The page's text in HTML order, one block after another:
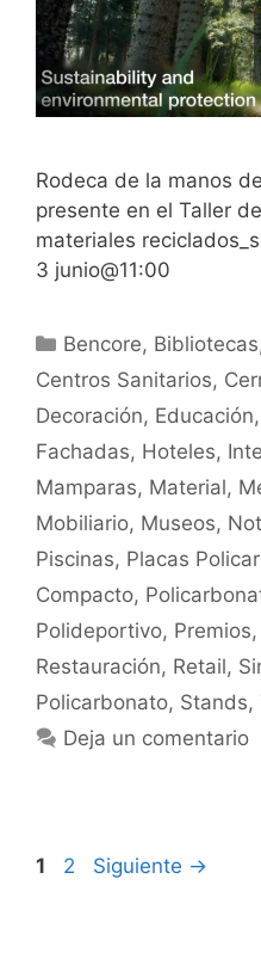
Rodeca de la manos
presente en el Taller
materiales
3 junio@11:00
Bencore, Bibliotecas
Centros Sanitarios,
Decoración, Educación,
Fachadas, Hoteles,
Mamparas, Material,
Mobiliario, Museos,
Piscinas, Placas
Compacto,
Polideportivo, Premios,
Restauración, Retail,
Policarbonato, Stands,
Deja un comentario
1 2 Siguiente →